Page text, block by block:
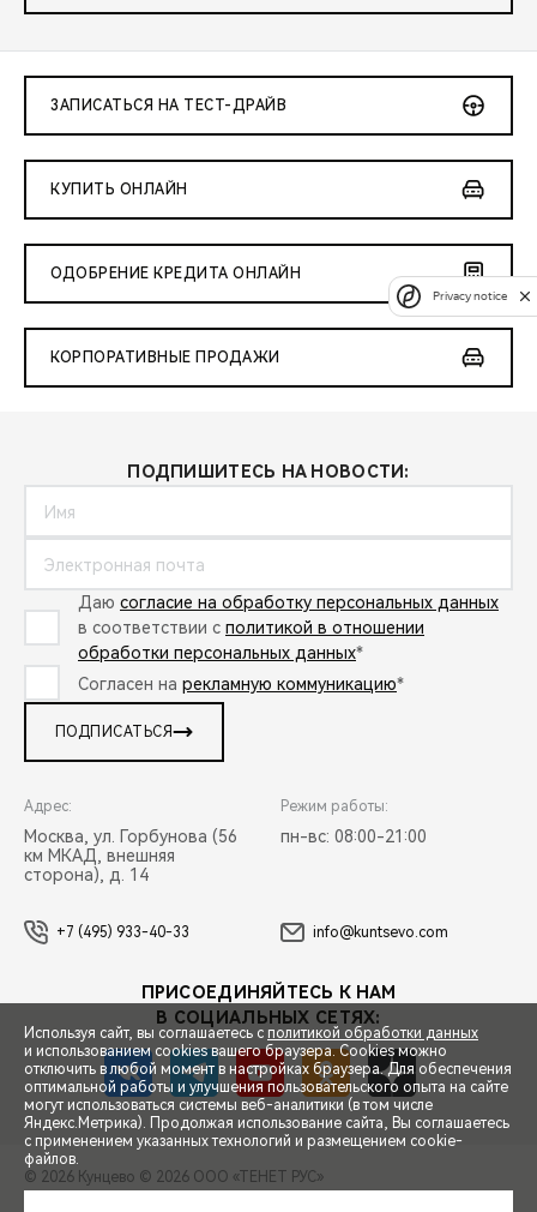
СПЕЦПРЕДЛОЖЕНИЯ
ЗАПИСЬ НА ТЕСТ-ДРАЙВ
ЗАПИСАТЬСЯ НА ТЕСТ-ДРАЙВ
КУПИТЬ ОНЛАЙН
ОДОБРЕНИЕ КРЕДИТА ОНЛАЙН
КОРПОРАТИВНЫЕ ПРОДАЖИ
ПОДПИШИТЕСЬ НА НОВОСТИ:
Даю согласие на обработку персональных данных
в соответствии с политикой в отношении
обработки персональных данных*
Согласен на рекламную коммуникацию*
ПОДПИСАТЬСЯ
Адрес:
Москва, ул. Горбунова (56
км МКАД, внешняя
сторона), д. 14
Режим работы:
пн-вс: 08:00-21:00
+7 (495) 933-40-33 info@kuntsevo.com
ПРИСОЕДИНЯЙТЕСЬ К НАМ
В СОЦИАЛЬНЫХ СЕТЯХ:
© 2026 Кунцево © 2026 ООО «ТЕНЕТ РУС»
Используя сайт, вы соглашаетесь с политикой обработки данных
и использованием cookies вашего браузера. Cookies можно
отключить в любой момент в настройках браузера. Для обеспечения
оптимальной работы и улучшения пользовательского опыта на сайте
могут использоваться системы веб-аналитики (в том числе
Яндекс.Метрика). Продолжая использование сайта, Вы соглашаетесь
с применением указанных технологий и размещением cookie-
файлов.
Privacy notice